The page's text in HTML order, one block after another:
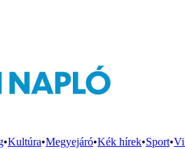
•Kultúra•Megyejáró•Kék hírek•Sport•